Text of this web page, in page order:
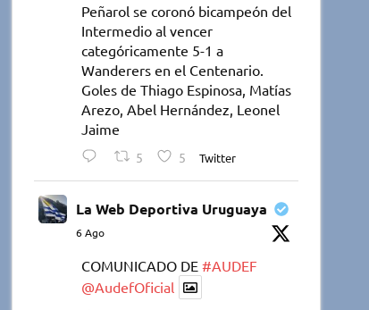
Peñarol se coronó bicampeón del
Intermedio al vencer
categóricamente 5-1 a
Wanderers en el Centenario.
Goles de Thiago Espinosa, Matías
Arezo, Abel Hernández, Leonel
Jaime
5 5 Twitter
La Web Deportiva Uruguaya
6 Ago
COMUNICADO DE#AUDEF
@AudefOficial